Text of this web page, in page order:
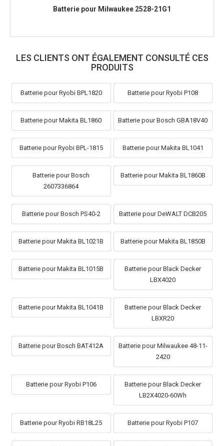
Batterie pour Milwaukee 2528-21G1
LES CLIENTS ONT ÉGALEMENT CONSULTÉ CES
PRODUITS
Batterie pour Ryobi BPL1820 Batterie pour Ryobi P108
Batterie pour Makita BL1860 Batterie pour Bosch GBA18V40
Batterie pour Ryobi BPL-1815 Batterie pour Makita BL1041
Batterie pour Bosch
2607336864
Batterie pour Makita BL1860B
Batterie pour Bosch PS40-2 Batterie pour DeWALT DCB205
Batterie pour Makita BL1021B Batterie pour Makita BL1850B
Batterie pour Makita BL1015B
Batterie pour Black Decker
LBX4020
Batterie pour Makita BL1041B
Batterie pour Black Decker
LBXR20
Batterie pour Bosch BAT412A
Batterie pour Milwaukee 48-11-
2420
Batterie pour Ryobi P106
Batterie pour Black Decker
LB2X4020-60Wh
Batterie pour Ryobi RB18L25 Batterie pour Ryobi P107